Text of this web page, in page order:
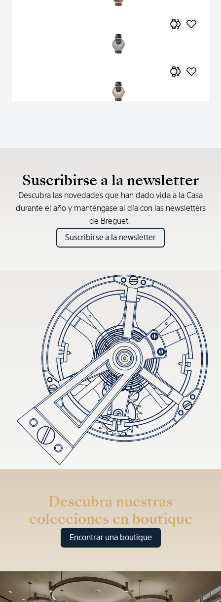
Suscribirse a la newsletter
Descubra las novedades que han dado vida a la Casa
durante el año y manténgase al día con las newsletters
de Breguet.
Suscribirse a la newsletter
Descubra nuestras
colecciones en boutique
Encontrar una boutique